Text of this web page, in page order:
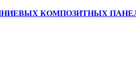
КОМПОЗИТНЫХ